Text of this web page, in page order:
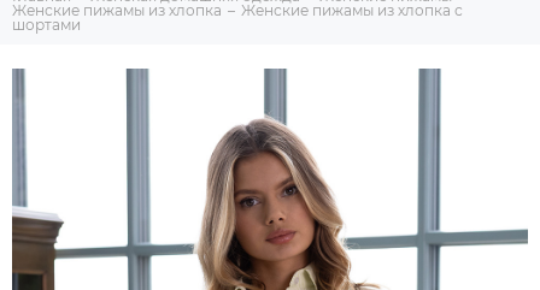
Женские пижамы из хлопка
Женские пижамы из хлопка с
шортами